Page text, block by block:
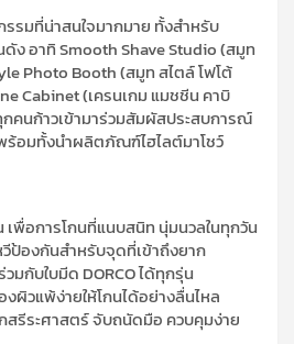
รมที่น่าสนใจมากมาย ทั้งสำหรับ
ดัง อาทิ Smooth Shave Studio (สมูท
Photo Booth (สมูท สไตล์ โฟโต้
Cabinet (เครนเกม แมชชีน คาบิ
คนก้าวเข้ามาร่วมสัมผัสประสบการณ์
ร้อมทั้งนำผลิตภัณฑ์ไฮไลต์มาโชว์
เพื่อการโกนที่แนบสนิท นุ่มนวลในทุกวัน
ป้องกันสำหรับจุดที่เข้าถึงยาก
มกับใบมีด DORCO ได้ทุกรุ่น
ผิวแพ้ง่ายให้โกนได้อย่างลื่นไหล
รีระศาสตร์ จับถนัดมือ ควบคุมง่าย